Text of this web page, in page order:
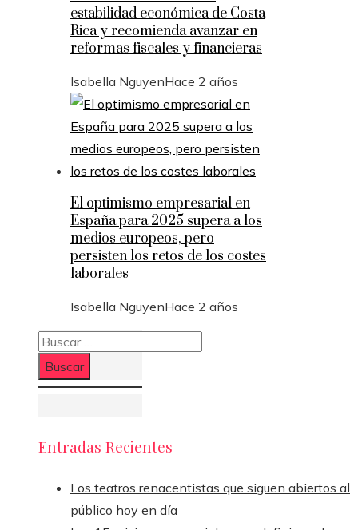
estabilidad económica de Costa
Rica y recomienda avanzar en
reformas fiscales y financieras
Isabella NguyenHace 2 años
El optimismo empresarial en
España para 2025 supera a los
medios europeos, pero
persisten los retos de los costes
laborales
Isabella NguyenHace 2 años
Buscar:
Entradas Recientes
Los teatros renacentistas que siguen abiertos al
público hoy en día